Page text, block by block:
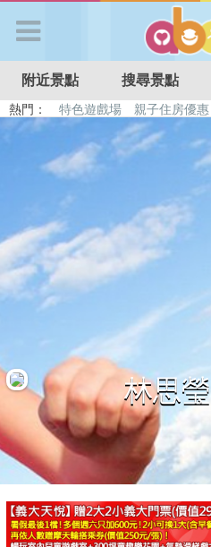
APP登入
首 頁
搜尋景點
好康優惠
最新留言
商家合作
推薦景點
附近景點 搜尋景點
熱門： 特色遊戲場 親子住房優惠
溜滑梯民宿
觀光工廠
林思瑩